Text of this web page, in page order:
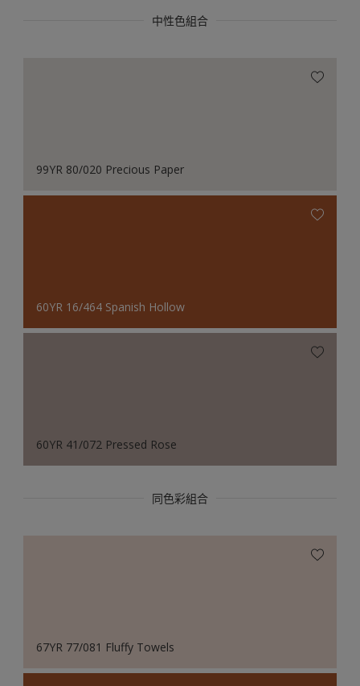
中性色組合
99YR 80/020 Precious Paper
60YR 16/464 Spanish Hollow
60YR 41/072 Pressed Rose
同色彩組合
67YR 77/081 Fluffy Towels